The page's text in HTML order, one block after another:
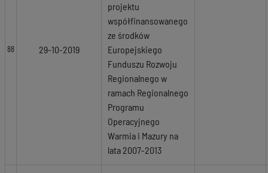
88 29-10-2019
projektu
współfinansowanego
ze środków
Europejskiego
Funduszu Rozwoju
Regionalnego w
ramach Regionalnego
Programu
Operacyjnego
Warmia i Mazury na
lata 2007-2013